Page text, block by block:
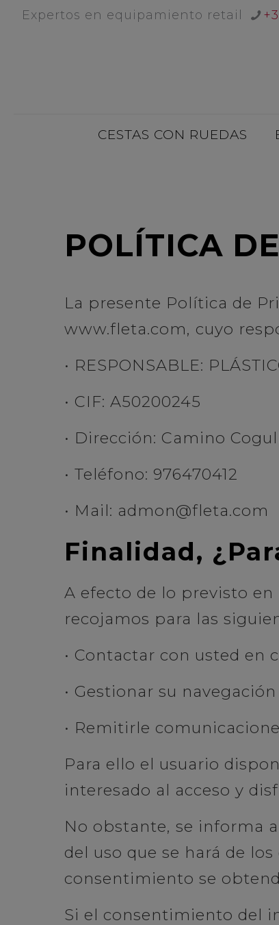
Expertos en equipamiento retail
CESTAS CON RUEDAS
POLÍTICA
La presente Política de
www.fleta.com, cuyo
• RESPONSABLE:
• CIF: A50200245
• Dirección: Camino
• Teléfono: 976470412
• Mail: admon@fleta.com
Finalidad,
A efecto de lo previsto en
recojamos para las
• Contactar con usted en
• Gestionar su
• Remitirle
Para ello el usuario
interesado al acceso y
No obstante, se informa
del uso que se hará de
consentimiento se
Si el consentimiento del